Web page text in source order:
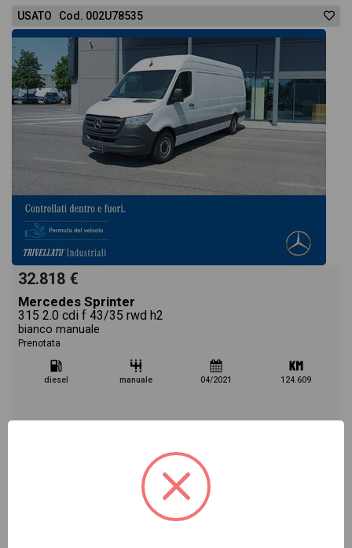
USATO Cod. 002U78535
32.818 €
Mercedes Sprinter
315 2.0 cdi f 43/35 rwd h2
bianco manuale
Prenotata
diesel manuale 04/2021 124.609
USATO Cod. 002U78429